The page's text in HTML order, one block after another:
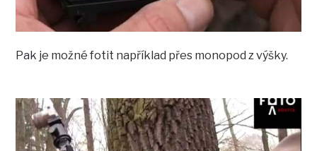
Pak je možné fotit například přes monopod z výšky.